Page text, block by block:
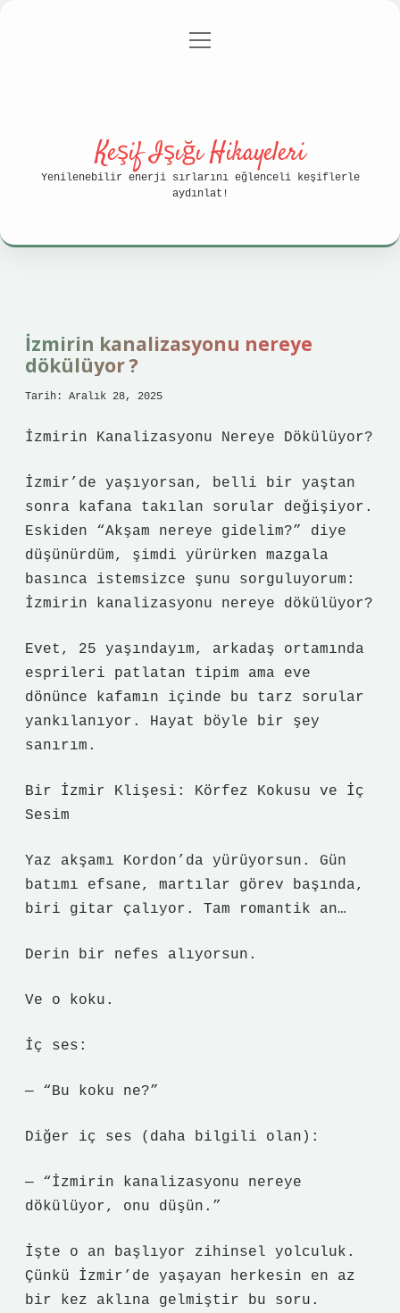
Gizlilik Politikası
menüyü
Keşif Işığı Hikayeleri
Yenilenebilir enerji sırlarını eğlenceli keşiflerle
aydınlat!
İzmirin kanalizasyonu nereye
dökülüyor ?
Tarih: Aralık 28, 2025
İzmirin Kanalizasyonu Nereye Dökülüyor?
İzmir’de yaşıyorsan, belli bir yaştan
sonra kafana takılan sorular değişiyor.
Eskiden “Akşam nereye gidelim?” diye
düşünürdüm, şimdi yürürken mazgala
basınca istemsizce şunu sorguluyorum:
İzmirin kanalizasyonu nereye dökülüyor?
Evet, 25 yaşındayım, arkadaş ortamında
esprileri patlatan tipim ama eve
dönünce kafamın içinde bu tarz sorular
yankılanıyor. Hayat böyle bir şey
sanırım.
Bir İzmir Klişesi: Körfez Kokusu ve İç
Sesim
Yaz akşamı Kordon’da yürüyorsun. Gün
batımı efsane, martılar görev başında,
biri gitar çalıyor. Tam romantik an…
Derin bir nefes alıyorsun.
Ve o koku.
İç ses:
— “Bu koku ne?”
Diğer iç ses (daha bilgili olan):
— “İzmirin kanalizasyonu nereye
dökülüyor, onu düşün.”
İşte o an başlıyor zihinsel yolculuk.
Çünkü İzmir’de yaşayan herkesin en az
bir kez aklına gelmiştir bu soru.